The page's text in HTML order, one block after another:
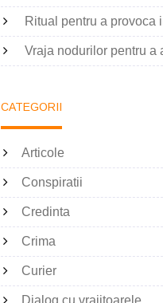
Ritual pentru a provoca
Vraja nodurilor pentru a
CATEGORII
Articole
Conspiratii
Credinta
Crima
Curier
Dialog cu vrajitoarele